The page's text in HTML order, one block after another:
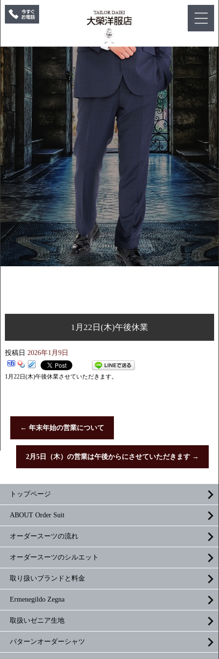
1月22日(木)午後休業
投稿日 2026年1月9日
1月22日(木)午後休業させていただきます。
← 年末年始の営業について
2月5日（木）の営業は午後からにさせていただきます →
トップページ
ABOUT Order Suit
オーダースーツの流れ
オーダースーツのシルエット
取り扱いブランドと料金
Ermenegildo Zegna
取扱いゼニア生地
パターンオーダーシャツ